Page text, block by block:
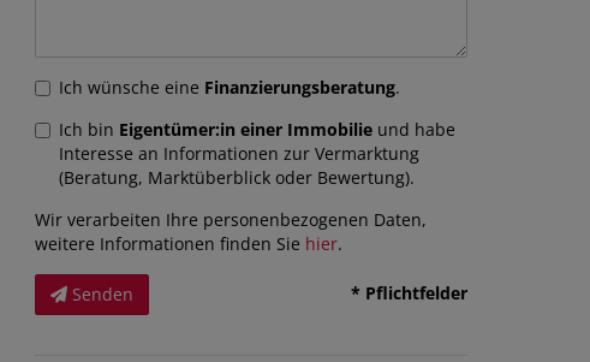
Ich wünsche eine Finanzierungsberatung.
Ich bin Eigentümer:in einer Immobilie und habe
Interesse an Informationen zur Vermarktung
(Beratung, Marktüberblick oder Bewertung).
Wir verarbeiten Ihre personenbezogenen Daten,
weitere Informationen finden Sie hier.
Senden * Pflichtfelder